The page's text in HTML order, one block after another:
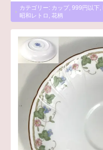
カテゴリー: カップ ,999円以下
昭和レトロ
,花柄